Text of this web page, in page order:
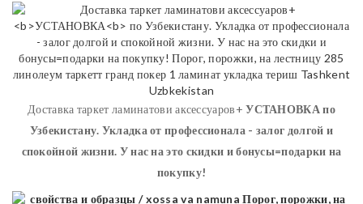
Доставка таркет ламинатови аксессуаров+УСТАНОВКАпо
Узбекистану. Укладка от профессионала - залог долгой и
спокойной жизни. У нас на это скидки и бонусы=подарки на
покупку!